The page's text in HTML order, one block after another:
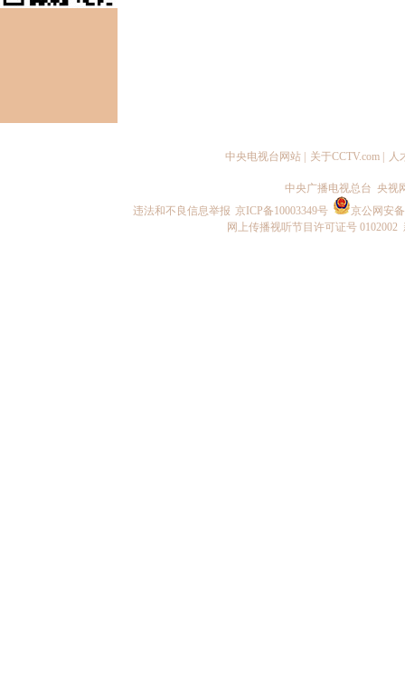
中央电视台网站 关于CCTV.com 人
中央广播电视总台 央视
违法和不良信息举报 京ICP备10003349号
京公网安备
网上传播视听节目许可证号 0102002